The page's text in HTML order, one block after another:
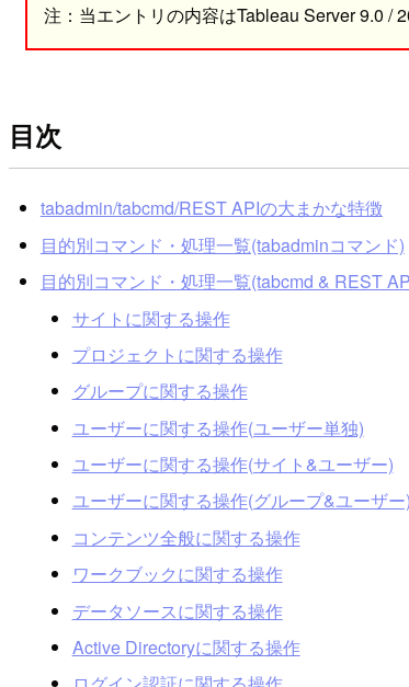
注：当エントリの内容はTableau Server 9.0 /
目次
tabadmin/tabcmd/REST APIの大まかな特徴
目的別コマンド・処理一覧(tabadminコマンド)
目的別コマンド・処理一覧(tabcmd & REST
サイトに関する操作
プロジェクトに関する操作
グループに関する操作
ユーザーに関する操作(ユーザー単独)
ユーザーに関する操作(サイト&ユーザー)
ユーザーに関する操作(グループ&ユーザー)
コンテンツ全般に関する操作
ワークブックに関する操作
データソースに関する操作
Active Directoryに関する操作